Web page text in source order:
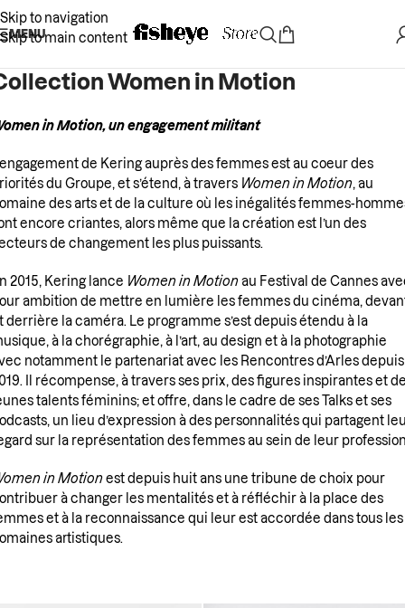
Skip to navigation
Skip to main content
MENU
Women in Motion
in Motion, un engagement militant
de Kering auprès des femmes est au coeur des
du Groupe, et s’étend, à travers Women in Motion, au
des arts et de la culture où les inégalités femmes-
encore criantes, alors même que la création est l’un des
de changement les plus puissants.
2015, Kering lance Women in Motion au Festival de Cannes
ambition de mettre en lumière les femmes du cinéma,
derrière la caméra. Le programme s’est depuis étendu à la
à la chorégraphie, à l’art, au design et à la photographie
notamment le partenariat avec les Rencontres d’Arles depuis
Il récompense, à travers ses prix, des figures inspirantes et
talents féminins; et offre, dans le cadre de ses Talks et ses
un lieu d’expression à des personnalités qui partagent
sur la représentation des femmes au sein de leur
in Motion est depuis huit ans une tribune de choix pour
à changer les mentalités et à réfléchir à la place des
et à la reconnaissance qui leur est accordée dans tous les
artistiques.